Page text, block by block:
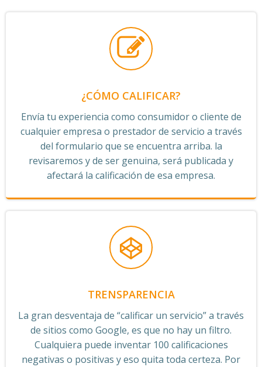
¿CÓMO CALIFICAR?
Envía tu experiencia como consumidor o cliente de
cualquier empresa o prestador de servicio a través
del formulario que se encuentra arriba. la
revisaremos y de ser genuina, será publicada y
afectará la calificación de esa empresa.
TRENSPARENCIA
La gran desventaja de “calificar un servicio” a través
de sitios como Google, es que no hay un filtro.
Cualquiera puede inventar 100 calificaciones
negativas o positivas y eso quita toda certeza. Por